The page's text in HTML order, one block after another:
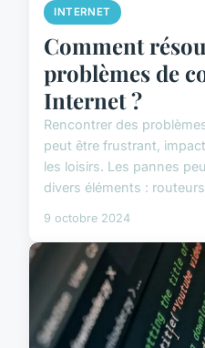
INTERNET
Comment
problèmes de
Internet ?
Rencontrer des
peut être frustrant,
les loisirs. Les pannes
divers éléments :
9 octobre 2024